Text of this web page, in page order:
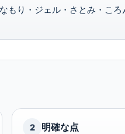
もり・ジェル・さとみ・ころ
2 明確な点